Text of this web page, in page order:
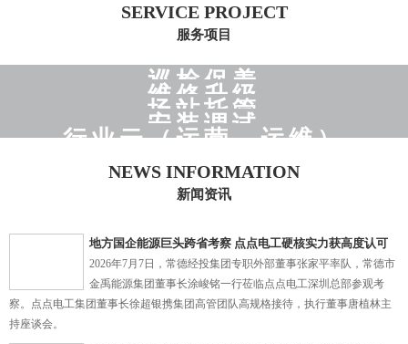
SERVICE PROJECT
服务项目
巡检保养
定期巡检，设备清理，器件养护，模块维修，隐患排除
维修升级
故障维修，模块维修，技改升级
场站托管
安装调试
行业云（运营，运维）
运营+运维，开放包容，快速适配，AI大数据，物联未来
NEWS INFORMATION
新闻资讯
地方国企能源巨头跨省考察 点点电工硬核实力获高度认可
2026年7月7日，常德经投集团专职外部董事张家平率队，常德市
金禹能源集团董事长涂峻铭一行莅临点点电工深圳总部参观考
察。点点电工集团董事长徐超银携集团高管团队高规格接待，执行董事唐植林主
持座谈会。